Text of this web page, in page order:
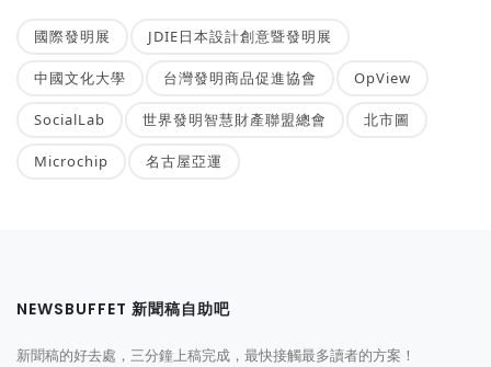
國際發明展 JDIE日本設計創意暨發明展
中國文化大學 台灣發明商品促進協會 OpView
SocialLab 世界發明智慧財產聯盟總會 北市圖
Microchip 名古屋亞運
NEWSBUFFET 新聞稿自助吧
新聞稿的好去處，三分鐘上稿完成，最快接觸最多讀者的方案！